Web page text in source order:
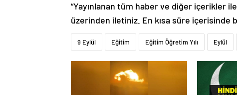
“Yayınlanan tüm haber ve diğer içerikler
üzerinden iletiniz. En kısa süre içerisinde
9 Eylül Eğitim Eğitim Öğretim Yılı Eylül